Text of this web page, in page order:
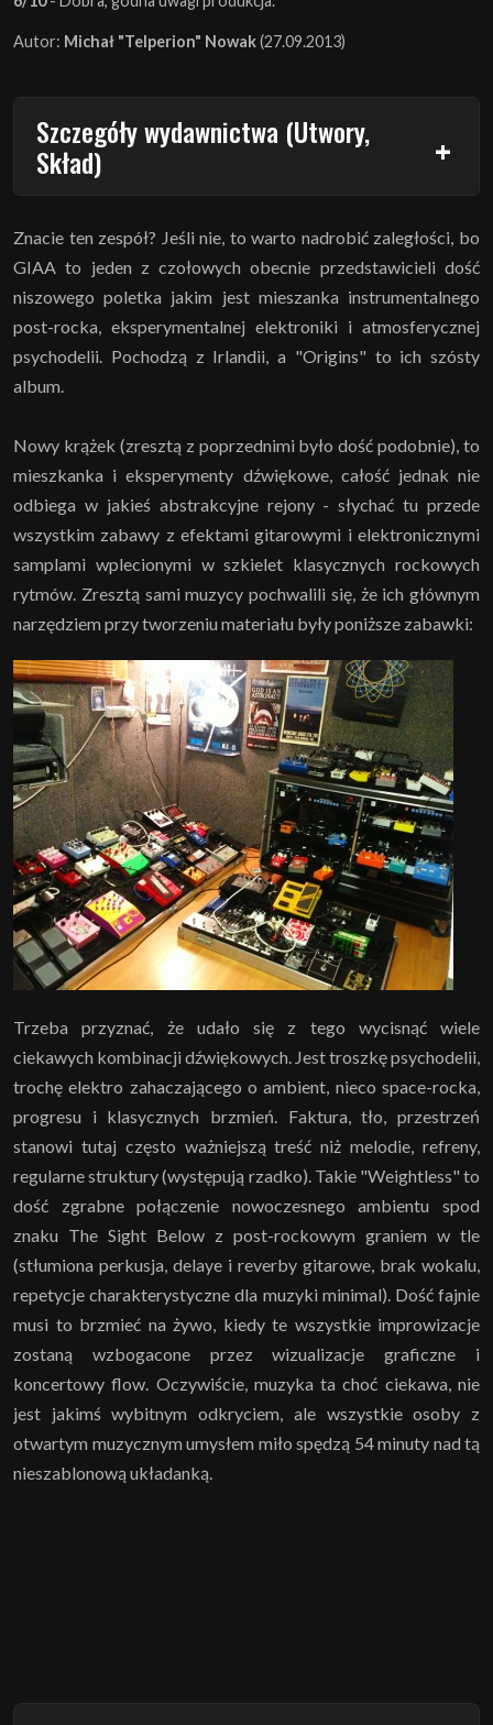
Autor: Michał "Telperion" Nowak(27.09.2013)
Szczegóły wydawnictwa (Utwory,
Skład)
Znacie ten zespół? Jeśli nie, to warto nadrobić zaległości, bo
GIAA to jeden z czołowych obecnie przedstawicieli dość
niszowego poletka jakim jest mieszanka instrumentalnego
post-rocka, eksperymentalnej elektroniki i atmosferycznej
psychodelii. Pochodzą z Irlandii, a "Origins" to ich szósty
album.
Nowy krążek (zresztą z poprzednimi było dość podobnie), to
mieszkanka i eksperymenty dźwiękowe, całość jednak nie
odbiega w jakieś abstrakcyjne rejony - słychać tu przede
wszystkim zabawy z efektami gitarowymi i elektronicznymi
samplami wplecionymi w szkielet klasycznych rockowych
rytmów. Zresztą sami muzycy pochwalili się, że ich głównym
narzędziem przy tworzeniu materiału były poniższe zabawki:
Trzeba przyznać, że udało się z tego wycisnąć wiele
ciekawych kombinacji dźwiękowych. Jest troszkę psychodelii,
trochę elektro zahaczającego o ambient, nieco space-rocka,
progresu i klasycznych brzmień. Faktura, tło, przestrzeń
stanowi tutaj często ważniejszą treść niż melodie, refreny,
regularne struktury (występują rzadko). Takie "Weightless" to
dość zgrabne połączenie nowoczesnego ambientu spod
znaku The Sight Below z post-rockowym graniem w tle
(stłumiona perkusja, delaye i reverby gitarowe, brak wokalu,
repetycje charakterystyczne dla muzyki minimal). Dość fajnie
musi to brzmieć na żywo, kiedy te wszystkie improwizacje
zostaną wzbogacone przez wizualizacje graficzne i
koncertowy flow. Oczywiście, muzyka ta choć ciekawa, nie
jest jakimś wybitnym odkryciem, ale wszystkie osoby z
otwartym muzycznym umysłem miło spędzą 54 minuty nad tą
nieszablonową układanką.